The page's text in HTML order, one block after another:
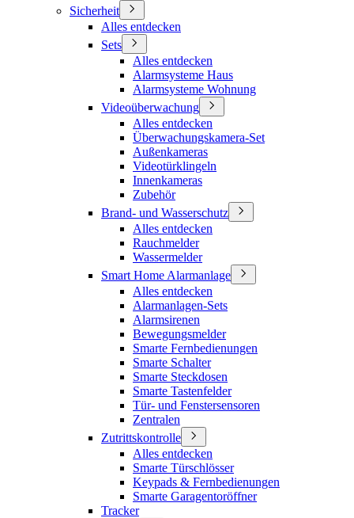
Sicherheit
Alles entdecken
Sets
Alles entdecken
Alarmsysteme Haus
Alarmsysteme Wohnung
Videoüberwachung
Alles entdecken
Überwachungskamera-Set
Außenkameras
Videotürklingeln
Innenkameras
Zubehör
Brand- und Wasserschutz
Alles entdecken
Rauchmelder
Wassermelder
Smart Home Alarmanlage
Alles entdecken
Alarmanlagen-Sets
Alarmsirenen
Bewegungsmelder
Smarte Fernbedienungen
Smarte Schalter
Smarte Steckdosen
Smarte Tastenfelder
Tür- und Fenstersensoren
Zentralen
Zutrittskontrolle
Alles entdecken
Smarte Türschlösser
Keypads & Fernbedienungen
Smarte Garagentoröffner
Tracker